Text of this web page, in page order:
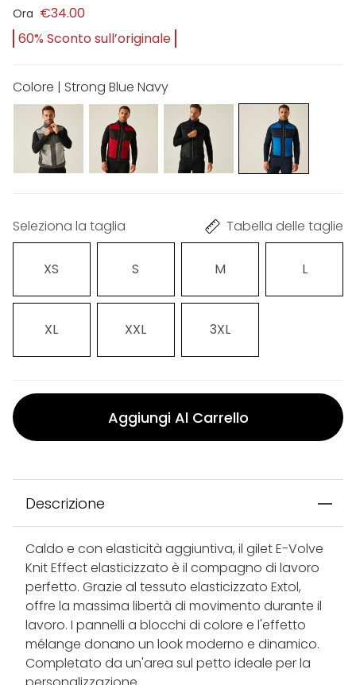
Ora €34.00
60% Sconto sull’originale
Colore | Strong Blue Navy
Seleziona la taglia Tabella delle taglie
XS S M L
XL XXL 3XL
Aggiungi Al Carrello
Descrizione
Caldo e con elasticità aggiuntiva, il gilet E-Volve
Knit Effect elasticizzato è il compagno di lavoro
perfetto. Grazie al tessuto elasticizzato Extol,
offre la massima libertà di movimento durante il
lavoro. I pannelli a blocchi di colore e l'effetto
mélange donano un look moderno e dinamico.
Completato da un'area sul petto ideale per la